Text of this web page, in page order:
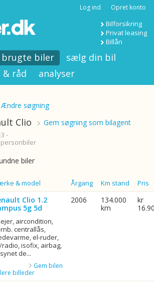
Log ind Opret konto
Bilforsikring
Privat leasing
Billån
brugte biler
sælg din bil
råd analyser
Ændre søgning
Clio Gem søgning som bilagent
-
personbiler
biler
& model Årgang Km stand Pris
Clio 1.2
5g 5d
aircondition,
centrallås,
el-ruder,
radio, isofix, airbag,
de...
Gem bilen
billeder
2006
134.000
km
kr